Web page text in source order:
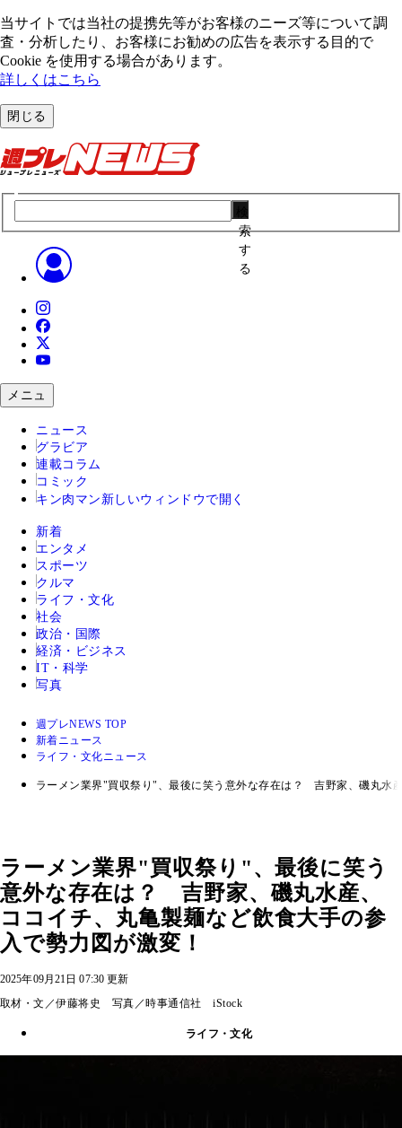
当サイトでは当社の提携先等がお客様のニーズ等について調
査・分析したり、お客様にお勧めの広告を表⽰する⽬的で
Cookie を使⽤する場合があります。
詳しくはこちら
閉じる
索
す
る
メニュ
ニュース
グラビア
連載コラム
コミック
キン肉マン 新しいウィンドウで開く
新着
エンタメ
スポーツ
クルマ
ライフ・文化
社会
政治・国際
経済・ビジネス
IT・科学
写真
週プレNEWS TOP
新着ニュース
ライフ・文化ニュース
ラーメン業界"買収祭り"、最後に笑う意外な存在は？ 吉野家、磯丸水
ラーメン業界"買収祭り"、最後に笑う
意外な存在は？ 吉野家、磯丸水産、
ココイチ、丸亀製麺など飲食大手の参
入で勢力図が激変！
2025年09月21日 07:30 更新
取材・文／伊藤将史 写真／時事通信社 iStock
ライフ・文化